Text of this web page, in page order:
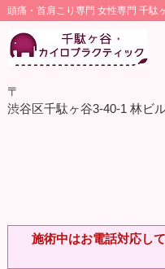
頭痛・首肩こり専門 女性専門 千駄
〒
渋谷区千駄ヶ谷3-40-1 林ビ
施術中はお電話対応し